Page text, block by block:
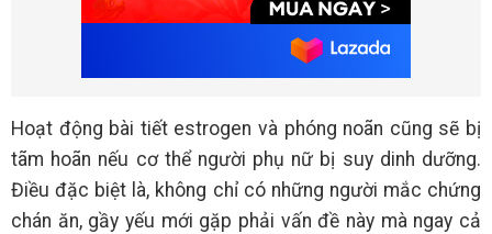
Hoạt động bài tiết estrogen và phóng noãn cũng sẽ bị
tãm hoãn nếu cơ thể người phụ nữ bị suy dinh dưỡng.
Điều đặc biệt là, không chỉ có những người mắc chứng
chán ăn, gầy yếu mới gặp phải vấn đề này mà ngay cả